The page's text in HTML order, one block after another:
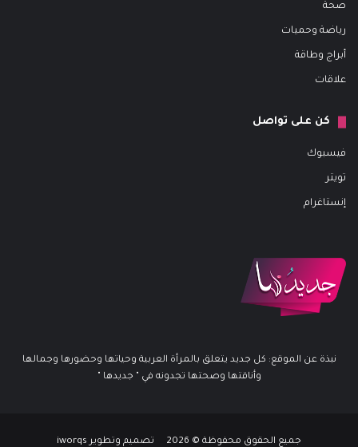
صحة
رياضة وحميات
أبراج وطاقة
علاقات
كن على تواصل
فيسبوك
تويتر
إنستاغرام
نبذة عن الموقع: كل جديد يتعلق بالمرأة العربية وحياتها وحضورها وجمالها
وأناقتها وصحتها تجدونه في " جديدها "
جميع الحقوق محفوظة © 2026 تصميم وتطوير iworqs